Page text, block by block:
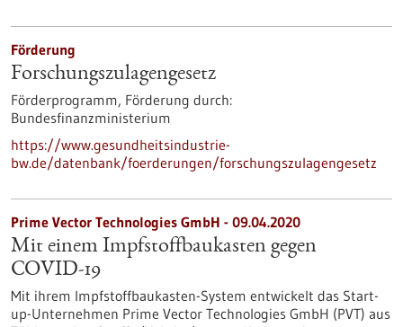
Förderung
Forschungszulagengesetz
Förderprogramm, Förderung durch:
Bundesfinanzministerium
https://www.gesundheitsindustrie-
bw.de/datenbank/foerderungen/forschungszulagengesetz
Prime Vector Technologies GmbH - 09.04.2020
Mit einem Impfstoffbaukasten gegen
COVID-19
Mit ihrem Impfstoffbaukasten-System entwickelt das Start-
up-Unternehmen Prime Vector Technologies GmbH (PVT) aus